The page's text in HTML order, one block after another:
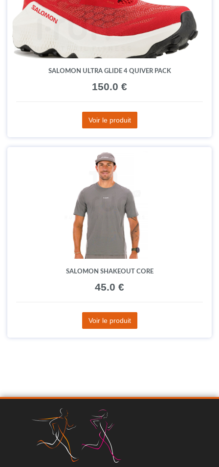
SALOMON ULTRA GLIDE 4 QUIVER PACK
150.0 €
Voir le produit
SALOMON SHAKEOUT CORE
45.0 €
Voir le produit